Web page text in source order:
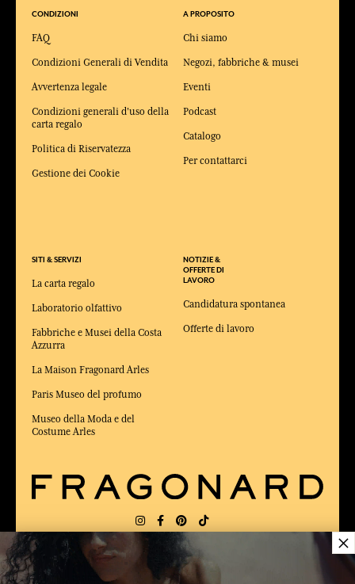
CONDIZIONI
FAQ
Condizioni Generali di Vendita
Avvertenza legale
Condizioni generali d'uso della
carta regalo
Politica di Riservatezza
Gestione dei Cookie
SITI & SERVIZI
La carta regalo
Laboratorio olfattivo
Fabbriche e Musei della Costa
Azzurra
La Maison Fragonard Arles
Paris Museo del profumo
Museo della Moda e del
Costume Arles
A PROPOSITO
Chi siamo
Negozi, fabbriche & musei
Eventi
Podcast
Catalogo
Per contattarci
NOTIZIE &
OFFERTE DI
LAVORO
Candidatura spontanea
Offerte di lavoro
CONSEGNA: LINGUA:
×